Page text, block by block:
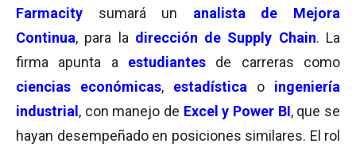
Farmacity sumará un analista de Mejora
Continua, para la dirección de Supply Chain. La
firma apunta a estudiantes de carreras como
ciencias económicas, estadística o ingeniería
industrial , con manejo de Excel y Power BI, que se
hayan desempeñado en posiciones similares. El rol